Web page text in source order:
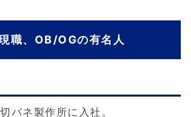
職、OB/OGの有名人
バネ製作所に入社。